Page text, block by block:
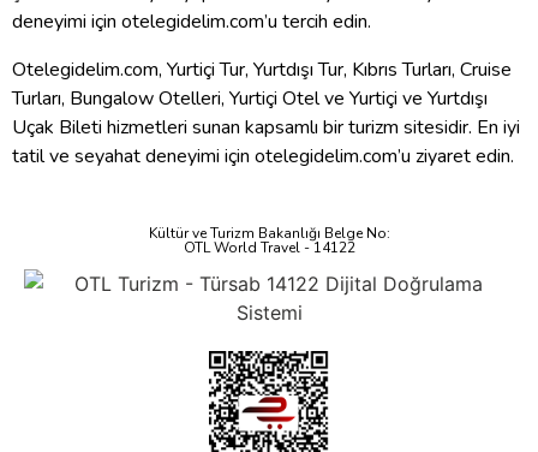
deneyimi için otelegidelim.com’u tercih edin.
Otelegidelim.com, Yurtiçi Tur, Yurtdışı Tur, Kıbrıs Turları, Cruise
Turları, Bungalow Otelleri, Yurtiçi Otel ve Yurtiçi ve Yurtdışı
Uçak Bileti hizmetleri sunan kapsamlı bir turizm sitesidir. En iyi
tatil ve seyahat deneyimi için otelegidelim.com’u ziyaret edin.
Kültür ve Turizm Bakanlığı Belge No:
OTL World Travel - 14122